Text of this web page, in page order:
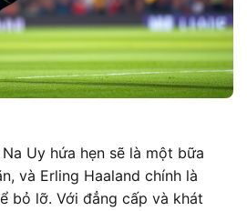
Uy hứa hẹn sẽ là một bữa
và Erling Haaland chính là
bỏ lỡ. Với đẳng cấp và khát